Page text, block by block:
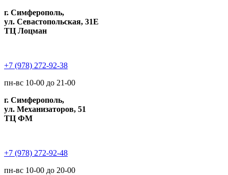
г. Симферополь,
ул. Севастопольская, 31Е
ТЦ Лоцман
+7 (978) 272-92-38
пн-вс 10-00 до 21-00
г. Симферополь,
ул. Механизаторов, 51
ТЦ ФМ
+7 (978) 272-92-48
пн-вс 10-00 до 20-00